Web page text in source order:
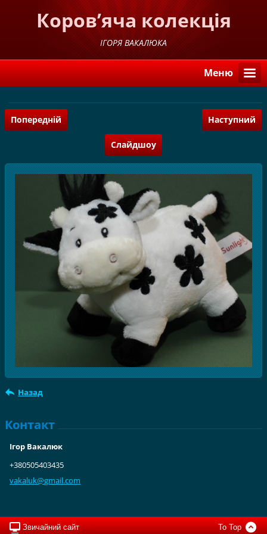
Коров’яча колекція
ІГОРЯ ВАКАЛЮКА
Меню
Попередній Наступний
Слайдшоу
Назад
Контакт
Ігор Вакалюк
+380505403435
vakaluk@gmail.com
Звичайний сайт To Top